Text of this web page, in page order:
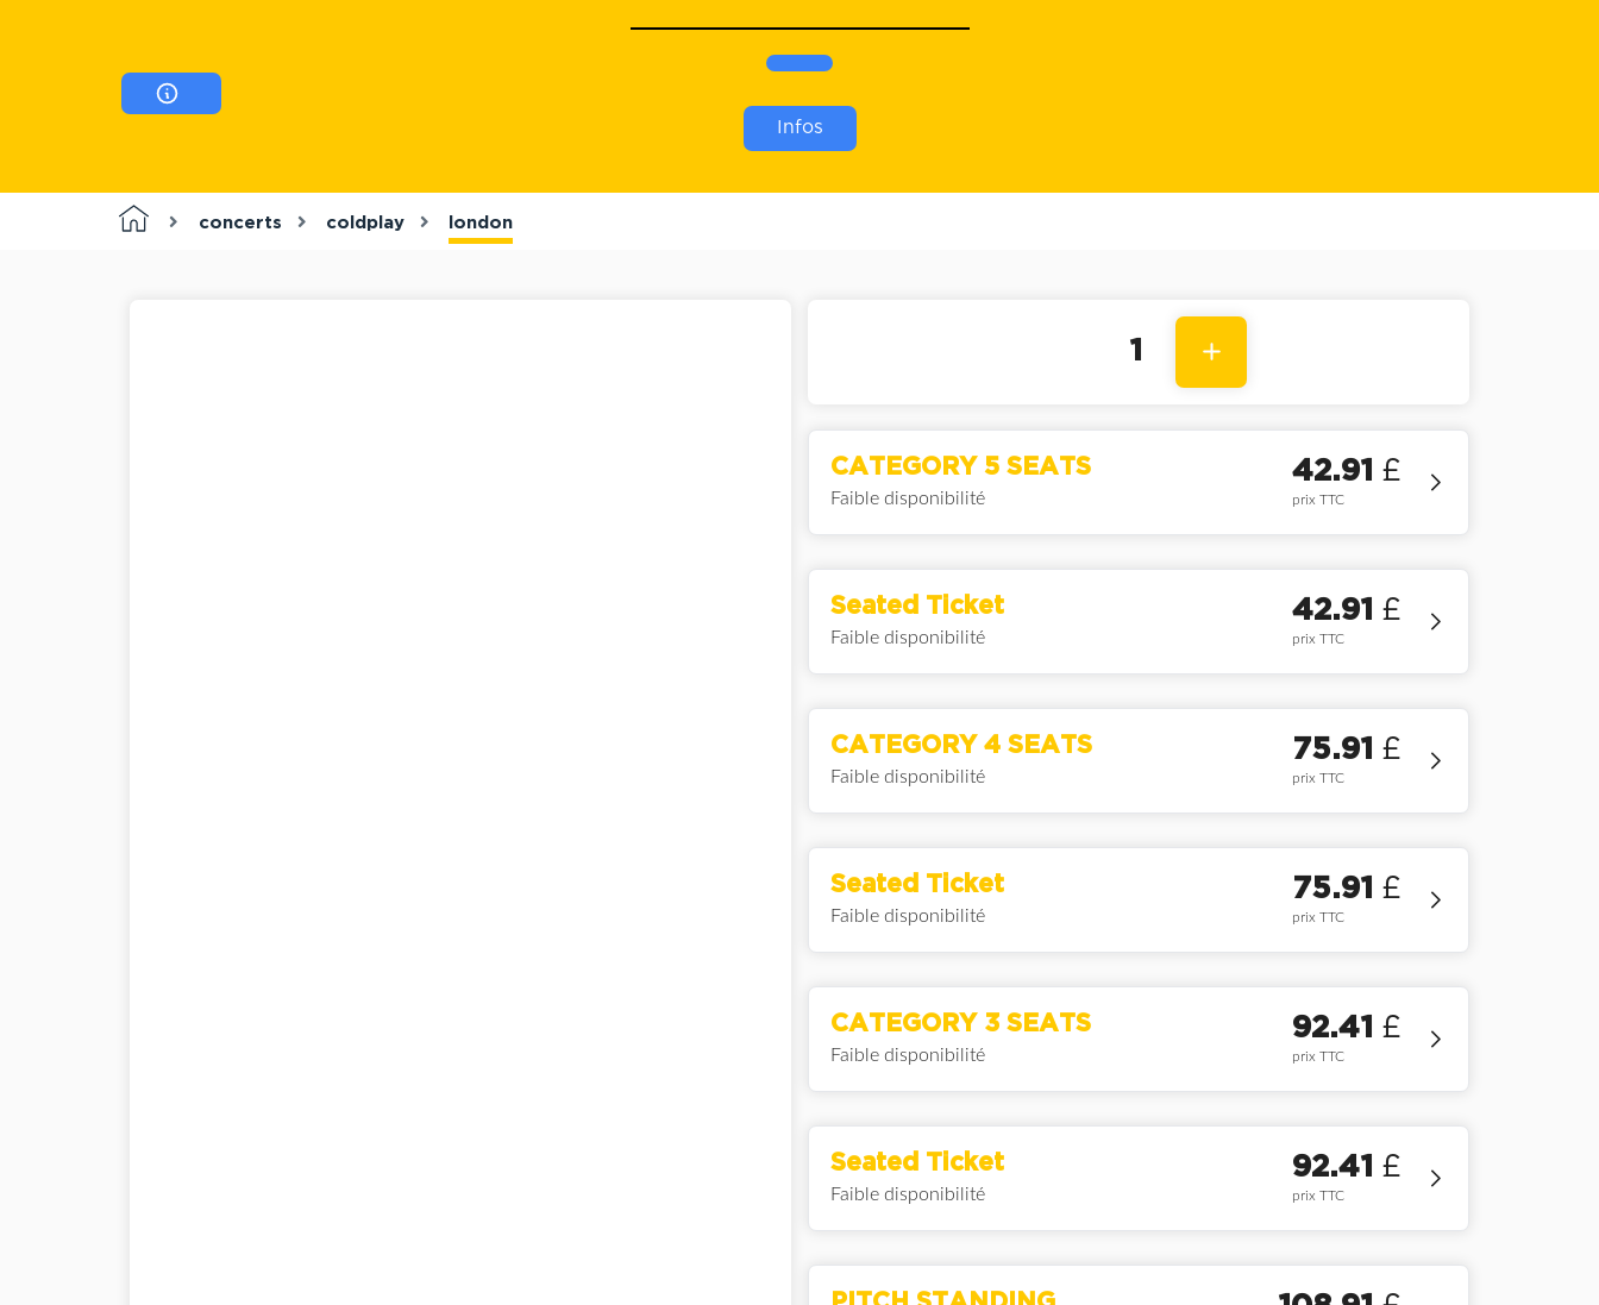
Infos
concerts coldplay london
1
CATEGORY 5 SEATS
Faible disponibilité
42.91 £
prix TTC
Seated Ticket
Faible disponibilité
42.91 £
prix TTC
CATEGORY 4 SEATS
Faible disponibilité
75.91 £
prix TTC
Seated Ticket
Faible disponibilité
75.91 £
prix TTC
CATEGORY 3 SEATS
Faible disponibilité
92.41 £
prix TTC
Seated Ticket
Faible disponibilité
92.41 £
prix TTC